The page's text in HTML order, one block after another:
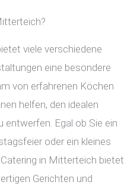
viele verschiedene
eine besondere
von erfahrenen Köchen
helfen, den idealen
entwerfen. Egal ob Sie ein
oder ein kleines
in Mitterteich bietet
Gerichten und